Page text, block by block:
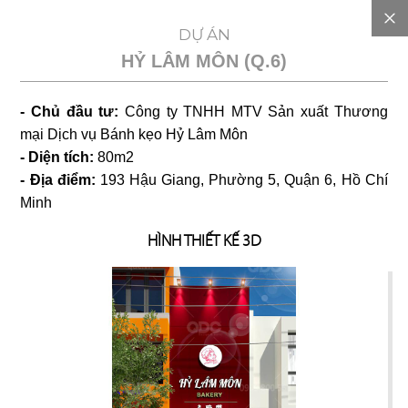
DỰ ÁN
HỶ LÂM MÔN (Q.6)
- Chủ đầu tư: Công ty TNHH MTV Sản xuất Thương
mại Dịch vụ Bánh kẹo Hỷ Lâm Môn
- Diện tích: 80m2
- Địa điểm: 193 Hậu Giang, Phường 5, Quận 6, Hồ Chí
Minh
HÌNH THIẾT KẾ 3D
GIỚI
THIỆU
DỰ
TOÁN
CHI
PHÍ
DỰ